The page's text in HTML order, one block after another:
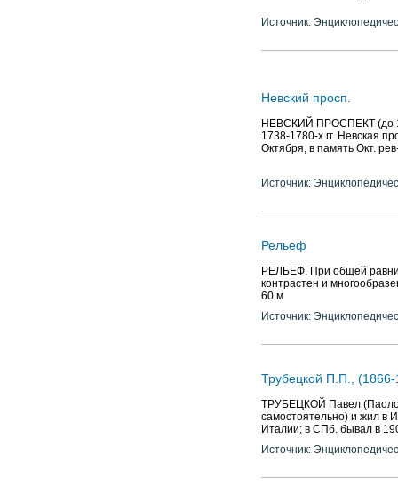
Источник:
Невский просп.
НЕВСКИЙ ПРОСПЕКТ (до
1738-1780-х гг. Невская
Октября, в память Окт.
Источник:
Рельеф
РЕЛЬЕФ. При общей
контрастен и
60 м
Источник:
Трубецкой П.П., (1866-
ТРУБЕЦКОЙ Павел (Паоло)
самостоятельно) и жил в
Италии; в СПб. бывал в
Источник: